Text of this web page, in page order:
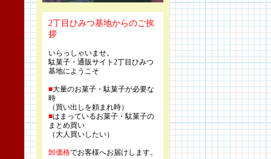
2丁目ひみつ基地からのご挨
拶
いらっしゃいませ。
駄菓子・通販サイト2丁目ひみつ
基地にようこそ
■大量のお菓子・駄菓子が必要な
時
（買い出しを頼まれ時）
■はまっているお菓子・駄菓子の
まとめ買い
（大人買いしたい）
卸価格でお客様へお届けします。